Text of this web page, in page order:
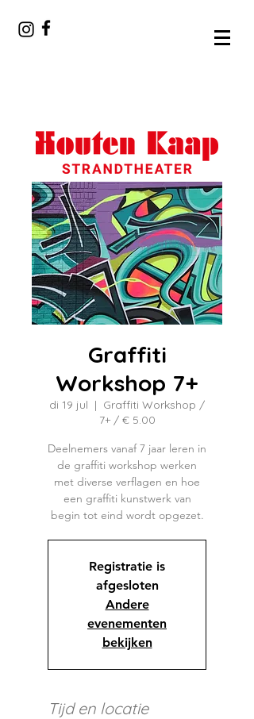
Graffiti
Workshop 7+
di 19 jul
  |
Graffiti Workshop /
7+ / € 5.00
Deelnemers vanaf 7 jaar leren in
de graffiti workshop werken
met diverse verflagen en hoe
een graffiti kunstwerk van
begin tot eind wordt opgezet.
Registratie is
afgesloten
Andere
evenementen
bekijken
Tijd en locatie